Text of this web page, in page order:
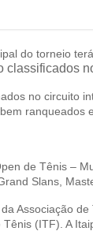
do torneio
classificados
no circuito
ranqueados
de Tênis –
Slans,
Associação
(ITF). A